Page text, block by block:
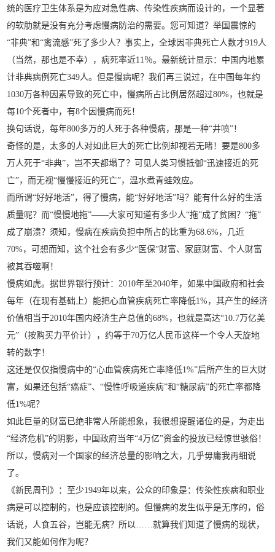
统的医疗卫生体系是为应对急性病、传染性疾病而设计的，一个显著
的软肋就是没有充分考虑慢病防治的需要。您可知道？举国震惊的
“非典”和“禽流感”死了多少人？事实上，全球因非典死亡人数才919人
（当然，那也是不幸），病死率近11％。最新统计显示：中国内地累
计非典病例死亡349人。但是慢病呢？我们再三说过，在中国每年约
1030万各种因素导致的死亡中，慢病所占比例居然超过80%，也就是
每10个死者中，有8个因慢病而死！
换句话说，每年800多万的人死于各种慢病，那是一种“井喷”！
奇怪的是，太多的人对如此巨大的死亡比例却视若无睹！要是800多
万人死于“非典”，岂不天都塌了？可见人类习惯抵御“迅速接近的死
亡”，而无视“慢慢接近的死亡”，温水煮青蛙效应。
而所谓“好好地活”，得了慢病，能“好好地活”吗？能有什么好的生活
质量呢？而“慢慢地拖”——大家可知道有多少人“拖”成了贫困？“拖”
成了崩溃？须知，慢病在疾病负担中所占的比重为68.6%，几近
70%，可想而知，这个社会有多少“医保”财富、家庭财富、个人财富
被其吞噬啊！
慢病如虎。据世界银行预计：2010年至2040年，如果中国政府和社会
每年（在现有基础上）能把心血管疾病死亡率降低1%，其产生的经济
价值相当于2010年国内经济生产总值的68%，也就是高达“10.7万亿美
元”（按购买力平价计），约等于70万亿人民币这样一个令人天旋地
转的数字！
这还是仅仅指慢病中的“心血管疾病死亡率降低1%”后所产生的巨大财
富，如果还包括“癌症”、“慢性呼吸道疾病”和“糖尿病”的死亡率都降
低1%呢？
如此巨量的财富已绝非常人所能想象，我很想提醒诸位的是，为走出
“经济危机”的阴影，中国政府当年“4万亿”资金的投放已经惊世骇俗！
所以，慢病对一个国家的经济总量的影响之大，几乎毋庸我再细说
了。
《新民周刊》：至少1949年以来，公众的印象是：传染性疾病和职业
病是可以控制的，也是应该控制的。但慢病的发生似乎是无序的，俗
话说，人食五谷，岂能无病？所以……就算我们知道了慢病的现状，
我们又能如何作为呢？